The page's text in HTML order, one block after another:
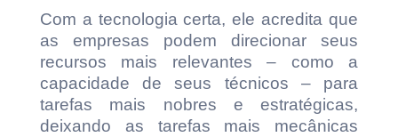
Com a tecnologia certa, ele acredita que
as empresas podem direcionar seus
recursos mais relevantes – como a
capacidade de seus técnicos – para
tarefas mais nobres e estratégicas,
deixando as tarefas mais mecânicas